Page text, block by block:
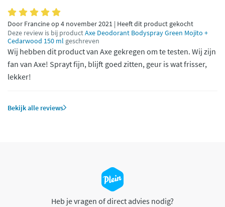
Door Francine op 4 november 2021 | Heeft dit product gekocht
Deze review is bij productAxe Deodorant Bodyspray Green Mojito +
Cedarwood 150 ml geschreven
Wij hebben dit product van Axe gekregen om te testen. Wij zijn
fan van Axe! Sprayt fijn, blijft goed zitten, geur is wat frisser,
lekker!
Bekijk alle reviews
Heb je vragen of direct advies nodig?